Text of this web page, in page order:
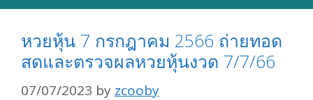
หวยหุ้น 7 กรกฎาคม 2566 ถ่ายทอด
สดและตรวจผลหวยหุ้นงวด 7/7/66
07/07/2023 by zcooby